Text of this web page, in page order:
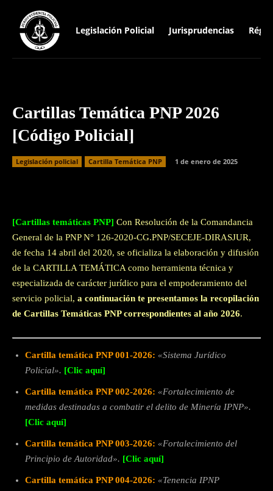
Legislación Policial Jurisprudencias
Cartillas Temática PNP 2026
[Código Policial]
Legislación policial Cartilla Temática PNP
1 de enero de 2025
[Cartillas temáticas PNP] Con Resolución de la Comandancia
General de la PNP N° 126-2020-CG.PNP/SECEJE-DIRASJUR,
de fecha 14 abril del 2020, se oficializa la elaboración y difusión
de la CARTILLA TEMÁTICA como herramienta técnica y
especializada de carácter jurídico para el empoderamiento del
servicio policial, a continuación te presentamos la recopilación
de Cartillas Temáticas PNP correspondientes al año 2026.
Cartilla temática PNP 001-2026: «Sistema Jurídico
Policial». [Clic aquí]
Cartilla temática PNP 002-2026: «Fortalecimiento de
medidas destinadas a combatir el delito de Minería IPNP».
[Clic aquí]
Cartilla temática PNP 003-2026: «Fortalecimiento del
Principio de Autoridad». [Clic aquí]
Cartilla temática PNP 004-2026: «Tenencia IPNP